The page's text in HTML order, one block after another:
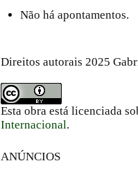
Não há apontamentos.
Direitos autorais 2025
Esta obra está licenciada
Internacional.
ANÚNCIOS